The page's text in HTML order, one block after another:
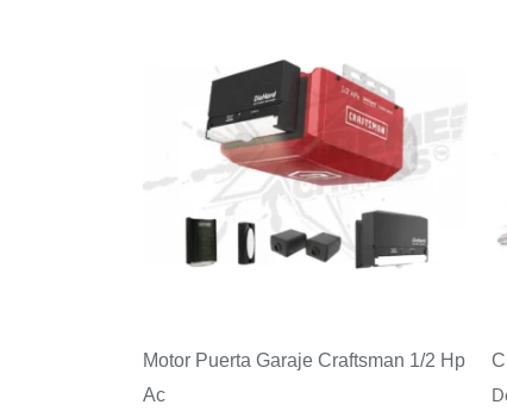
Motor Puerta Garaje Craftsman 1/2 Hp
Ac